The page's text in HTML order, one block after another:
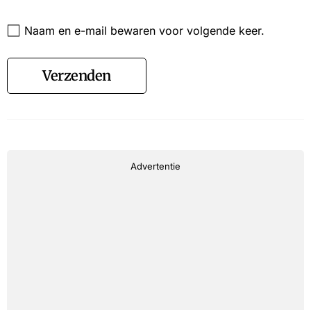
Naam en e-mail bewaren voor volgende keer.
Verzenden
Advertentie